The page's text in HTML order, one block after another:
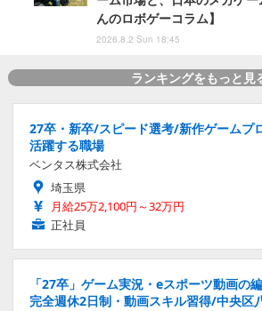
んのロボゲーコラム】
2026.8.2 Sun 18:45
ランキングをもっと見
27卒・新卒/スピード選考/新作ゲームプ
活躍する職場
ベンタス株式会社
埼玉県
月給25万2,100円～32万円
正社員
「27卒」ゲーム実況・eスポーツ動画の
完全週休2日制・動画スキル習得/中央区